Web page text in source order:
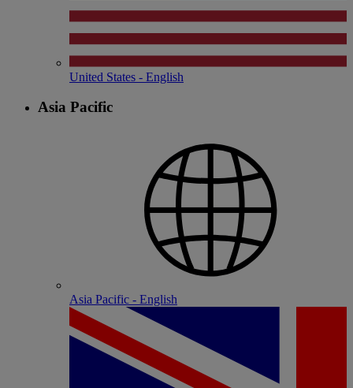
United States - English
Asia Pacific
Asia Pacific - English